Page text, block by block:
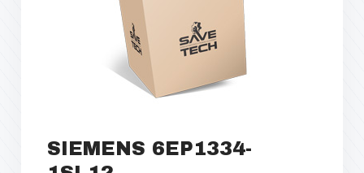
SIEMENS 6EP1334-